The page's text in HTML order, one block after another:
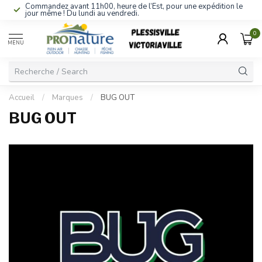
Commandez avant 11h00, heure de l’Est, pour une expédition le
jour même ! Du lundi au vendredi.
MENU
0
Accueil / Marques / BUG OUT
BUG OUT